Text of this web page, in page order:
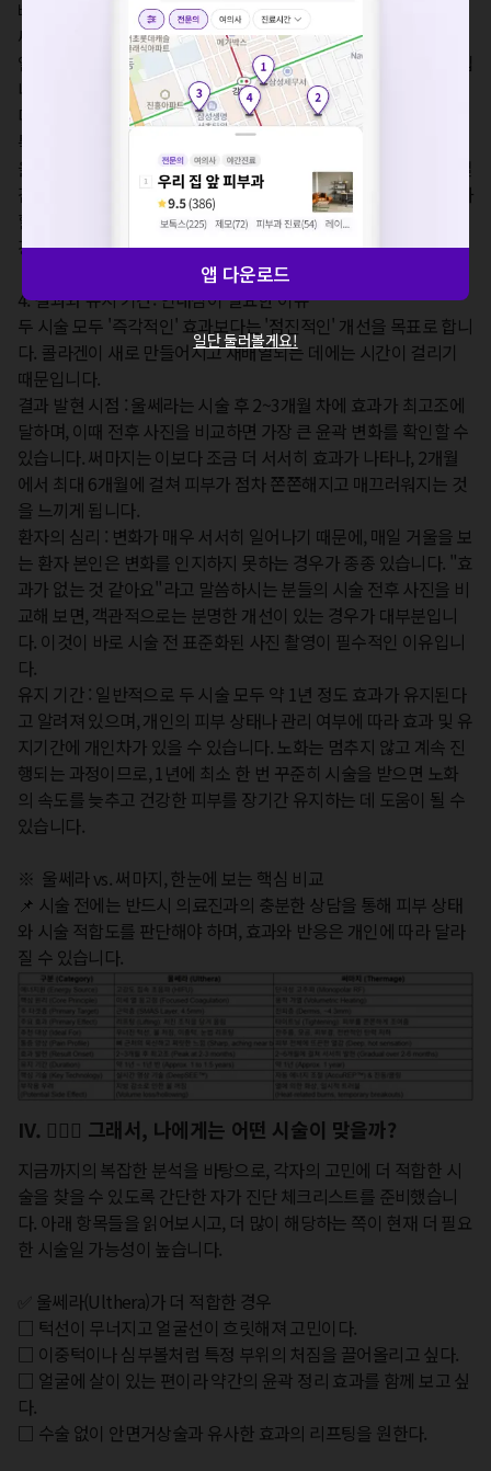
뼈에 가까운 부위에 집중되기 때문입니다.
써마지의 통증은 피부 속 깊은 곳에서부터 차오르는 듯한 뜨끈한
열감의 형태입니다. 피부 전체에 열이 누적되면서 느껴지는 통증입
니다.
다행히 두 시술 모두 마취 통해 충분히 통증을 조절할 수 있습니다.
특히 써마지FLX는 진동 및 표피 냉각 기능이 통증 완화에 큰 도움
을 줍니다. 중요한 점은, 특히 써마지의 경우 환자가 어느 정도의 열
감을 느껴야 의사가 최적의 에너지 레벨을 판단하고 효과를 극대화
할 수 있다는 것입니다. 따라서 수면 마취보다는 환자와 소통하며
강도를 조절하는 것이 더 권장됩니다.
4. 결과와 유지 기간: 인내심이 필요한 이유
두 시술 모두 '즉각적인' 효과보다는 '점진적인' 개선을 목표로 합니
다. 콜라겐이 새로 만들어지고 재배열되는 데에는 시간이 걸리기
때문입니다.
결과 발현 시점 : 울쎄라는 시술 후 2~3개월 차에 효과가 최고조에
달하며, 이때 전후 사진을 비교하면 가장 큰 윤곽 변화를 확인할 수
있습니다. 써마지는 이보다 조금 더 서서히 효과가 나타나, 2개월
에서 최대 6개월에 걸쳐 피부가 점차 쫀쫀해지고 매끄러워지는 것
을 느끼게 됩니다.
환자의 심리 : 변화가 매우 서서히 일어나기 때문에, 매일 거울을 보
는 환자 본인은 변화를 인지하지 못하는 경우가 종종 있습니다. "효
과가 없는 것 같아요"라고 말씀하시는 분들의 시술 전후 사진을 비
교해 보면, 객관적으로는 분명한 개선이 있는 경우가 대부분입니
다. 이것이 바로 시술 전 표준화된 사진 촬영이 필수적인 이유입니
다.
유지 기간 : 일반적으로 두 시술 모두 약 1년 정도 효과가 유지된다
고 알려져 있으며, 개인의 피부 상태나 관리 여부에 따라 효과 및 유
지기간에 개인차가 있을 수 있습니다. 노화는 멈추지 않고 계속 진
행되는 과정이므로, 1년에 최소 한 번 꾸준히 시술을 받으면 노화
의 속도를 늦추고 건강한 피부를 장기간 유지하는 데 도움이 될 수
있습니다.
※  울쎄라 vs. 써마지, 한눈에 보는 핵심 비교
📌 시술 전에는 반드시 의료진과의 충분한 상담을 통해 피부 상태
와 시술 적합도를 판단해야 하며, 효과와 반응은 개인에 따라 달라
질 수 있습니다.
IV. 🙋🏻‍♀️ 그래서, 나에게는 어떤 시술이 맞을까?
지금까지의 복잡한 분석을 바탕으로, 각자의 고민에 더 적합한 시
술을 찾을 수 있도록 간단한 자가 진단 체크리스트를 준비했습니
다. 아래 항목들을 읽어보시고, 더 많이 해당하는 쪽이 현재 더 필요
한 시술일 가능성이 높습니다.
✅ 울쎄라(Ulthera)가 더 적합한 경우
□ 턱선이 무너지고 얼굴선이 흐릿해져 고민이다.
□ 이중턱이나 심부볼처럼 특정 부위의 처짐을 끌어올리고 싶다.
□ 얼굴에 살이 있는 편이라 약간의 윤곽 정리 효과를 함께 보고 싶
다.
□ 수술 없이 안면거상술과 유사한 효과의 리프팅을 원한다.
요청하신 작업을 처리하지 못했습니다.
네트워크 또는 서버의 일시적인 오류로, 잠시 후 다시 시도해주
세요. 지속적으로 문제가 발생할 경우 모두닥 채널톡으로 문의
앱 다운로드
일단 둘러볼게요!